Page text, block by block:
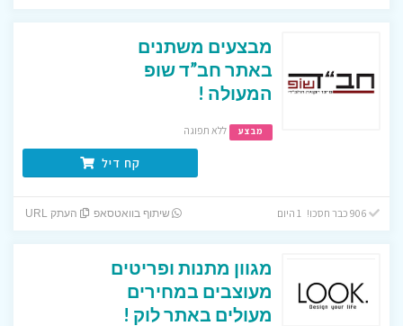
מבצעים משתנים
באתר חב”ד שופ
המעולה !
מבצע ללא תפוגה
קח דיל
906 כבר חסכו! 1 היום שיתוף בוואטסאפ העתק URL
מגוון מתנות ופריטים
מעוצבים במחירים
מעולים באתר לוק !